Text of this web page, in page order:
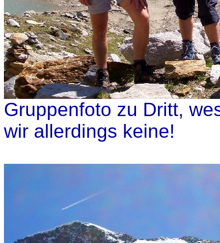
Gruppenfoto zu Dritt,
wir allerdings keine!